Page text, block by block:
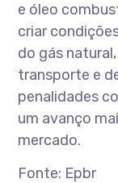
e óleo
criar
do gás
transporte e
penalidades
um avanço
mercado.
Fonte: Epbr